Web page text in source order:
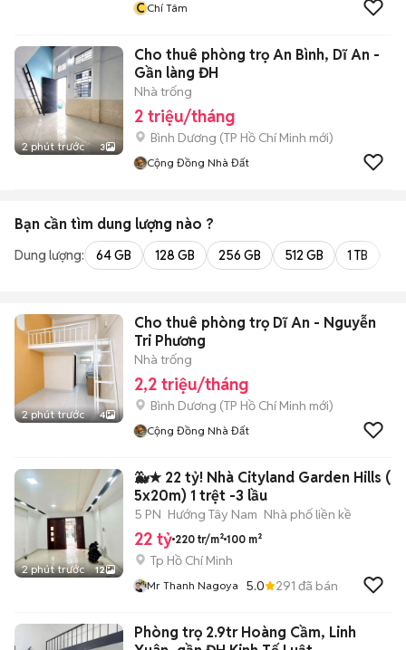
CChí Tâm
2 phút trước 3
Cho thuê phòng trọ An Bình, Dĩ An -
Gần làng ĐH
Nhà trống
2 triệu/tháng
Bình Dương (TP Hồ Chí Minh mới)
Cộng Đồng Nhà Đất
Bạn cần tìm dung lượng nào ?
Dung lượng: 64 GB 128 GB 256 GB 512 GB 1 TB
2 phút trước 4
Cho thuê phòng trọ Dĩ An - Nguyễn
Tri Phương
Nhà trống
2,2 triệu/tháng
Bình Dương (TP Hồ Chí Minh mới)
Cộng Đồng Nhà Đất
2 phút trước 12
🐳★ 22 tỷ! Nhà Cityland Garden Hills (
5x20m) 1 trệt -3 lầu
5 PN Hướng Tây Nam Nhà phố liền kề
22 tỷ 220 tr/m² 100 m²
Tp Hồ Chí Minh
Mr Thanh Nagoya 5.0 291 đã bán
Phòng trọ 2.9tr Hoàng Cầm, Linh